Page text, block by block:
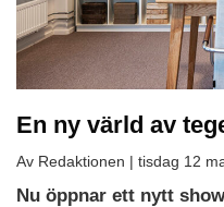
En ny värld av
Av Redaktionen | tisdag 12
Nu öppnar ett nytt